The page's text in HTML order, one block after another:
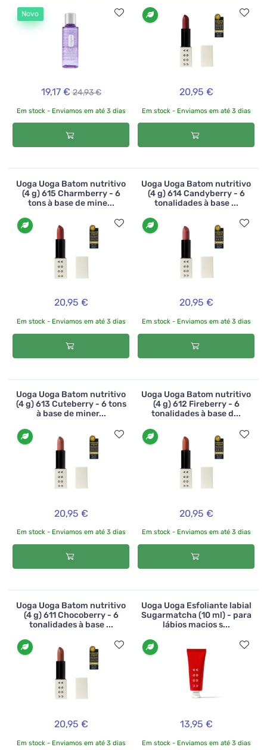
Novo
19,17 € 24,93 €
Em stock - Enviamos em até 3 dias
20,95 €
Em stock - Enviamos em até 3 dias
Uoga Uoga Batom nutritivo
(4 g) 615 Charmberry - 6
tons à base de mine...
20,95 €
Em stock - Enviamos em até 3 dias
Uoga Uoga Batom nutritivo
(4 g) 614 Candyberry - 6
tonalidades à base ...
20,95 €
Em stock - Enviamos em até 3 dias
Uoga Uoga Batom nutritivo
(4 g) 613 Cuteberry - 6 tons
à base de miner...
20,95 €
Em stock - Enviamos em até 3 dias
Uoga Uoga Batom nutritivo
(4 g) 612 Fireberry - 6
tonalidades à base d...
20,95 €
Em stock - Enviamos em até 3 dias
Uoga Uoga Batom nutritivo
(4 g) 611 Chocoberry - 6
tonalidades à base ...
20,95 €
Em stock - Enviamos em até 3 dias
Uoga Uoga Esfoliante labial
Sugarmatcha (10 ml) - para
lábios macios s...
13,95 €
Em stock - Enviamos em até 3 dias